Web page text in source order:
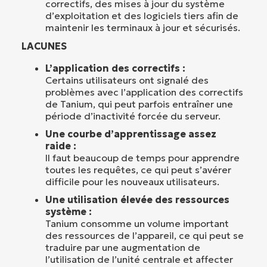
correctifs, des mises à jour du système
d’exploitation et des logiciels tiers afin de
maintenir les terminaux à jour et sécurisés.
LACUNES
L’application des correctifs :
Certains utilisateurs ont signalé des
problèmes avec l’application des correctifs
de Tanium, qui peut parfois entraîner une
période d’inactivité forcée du serveur.
Une courbe d’apprentissage assez
raide :
Il faut beaucoup de temps pour apprendre
toutes les requêtes, ce qui peut s’avérer
difficile pour les nouveaux utilisateurs.
Une utilisation élevée des ressources
système :
Tanium consomme un volume important
des ressources de l’appareil, ce qui peut se
traduire par une augmentation de
l’utilisation de l’unité centrale et affecter